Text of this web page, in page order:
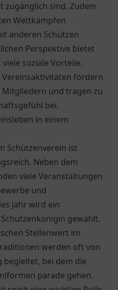
sind. Zudem
Wettkämpfen
anderen Schützen
Perspektive bietet
soziale Vorteile.
Vereinsaktivitäten fördern
und tragen zu
bei.
in einem
Schützenverein ist
Neben dem
viele Veranstaltungen
und
Jahr wird ein
gewählt,
Stellenwert im
werden oft von
begleitet, bei dem die
parade gehen.